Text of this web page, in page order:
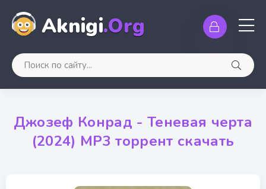
Aknigi.Org
Джозеф Конрад - Теневая черта
(2024) MP3 торрент скачать